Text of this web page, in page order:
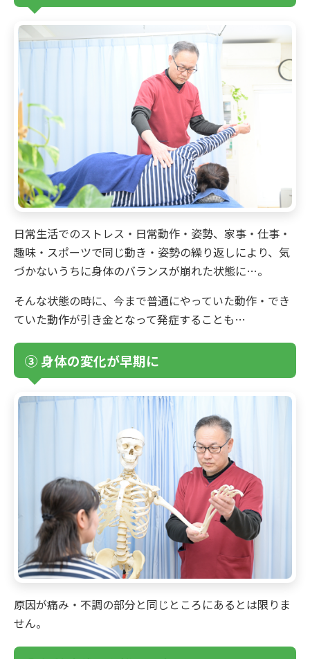
日常生活でのストレス・日常動作・姿勢、家事・仕事・
趣味・スポーツで同じ動き・姿勢の繰り返しにより、気
づかないうちに身体のバランスが崩れた状態に…。
そんな状態の時に、今まで普通にやっていた動作・でき
ていた動作が引き金となって発症することも…
③ 身体の変化が早期に
原因が痛み・不調の部分と同じところにあるとは限りま
せん。